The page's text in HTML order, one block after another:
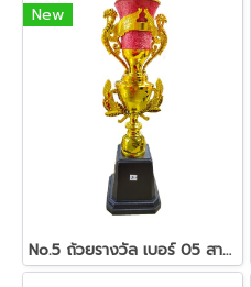
New
No.5 ถ้วยรางวัล เบอร์ 05 สามารถเลือกชนิดหัวรางวัลได้